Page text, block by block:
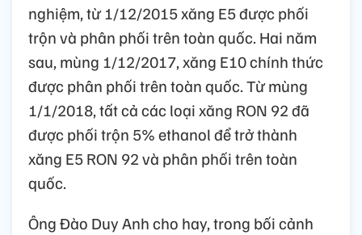
nghiệm, từ 1/12/2015 xăng E5 được phối
trộn và phân phối trên toàn quốc. Hai năm
sau, mùng 1/12/2017, xăng E10 chính thức
được phân phối trên toàn quốc. Từ mùng
1/1/2018, tất cả các loại xăng RON 92 đã
được phối trộn 5% ethanol để trở thành
xăng E5 RON 92 và phân phối trên toàn
quốc.
Ông Đào Duy Anh cho hay, trong bối cảnh